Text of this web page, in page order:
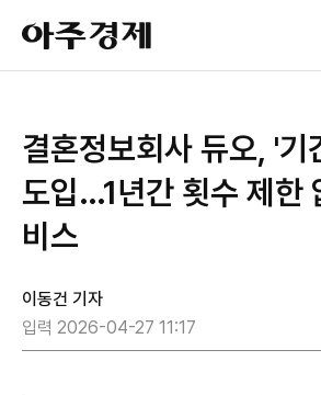
아
주
경
결혼정보회사 듀오, '기
도입…1년간 횟수 제한
비스
이동건 기자
입력 2026-04-27 11:17